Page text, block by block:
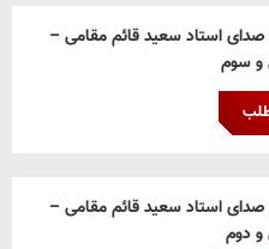
صدای استاد سعید قائم‌ مقامی –
سوم
صدای استاد سعید قائم‌ مقامی –
دوم